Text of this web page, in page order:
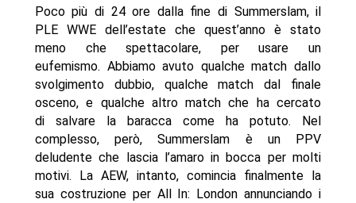
Poco più di 24 ore dalla fine di Summerslam, il
PLE WWE dell’estate che quest’anno è stato
meno che spettacolare, per usare un
eufemismo. Abbiamo avuto qualche match dallo
svolgimento dubbio, qualche match dal finale
osceno, e qualche altro match che ha cercato
di salvare la baracca come ha potuto. Nel
complesso, però, Summerslam è un PPV
deludente che lascia l’amaro in bocca per molti
motivi. La AEW, intanto, comincia finalmente la
sua costruzione per All In: London annunciando i